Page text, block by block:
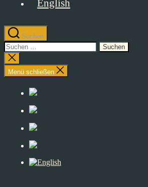
Suchen
Suchen
nach:
Suche
schließen
Menü schließen